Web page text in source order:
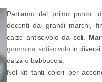
Partiamo dal primo punto:
decenti dai grandi marchi,
calze antiscivolo da soli.
gommina antiscivolo in
calza o babbuccia.
Nel kit tanti colori per